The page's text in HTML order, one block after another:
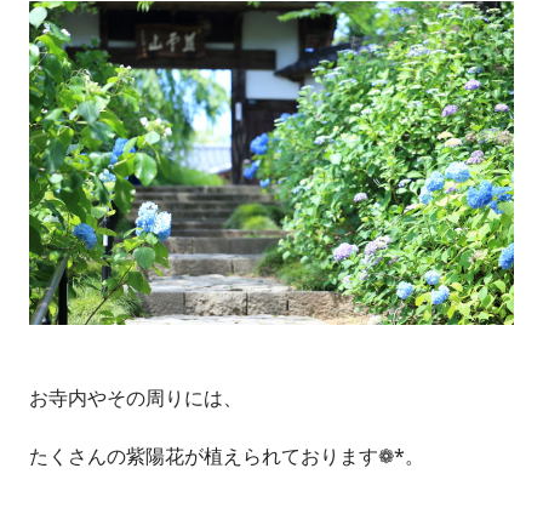
お寺内やその周りには、
たくさんの紫陽花が植えられております❁*。